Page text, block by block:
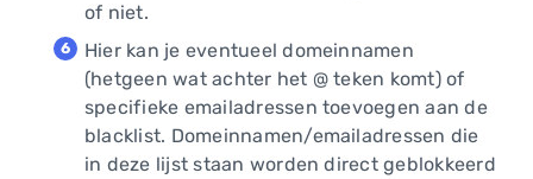
of niet.
Hier kan je eventueel domeinnamen
(hetgeen wat achter het @ teken komt) of
specifieke emailadressen toevoegen aan de
blacklist. Domeinnamen/emailadressen die
in deze lijst staan worden direct geblokkeerd